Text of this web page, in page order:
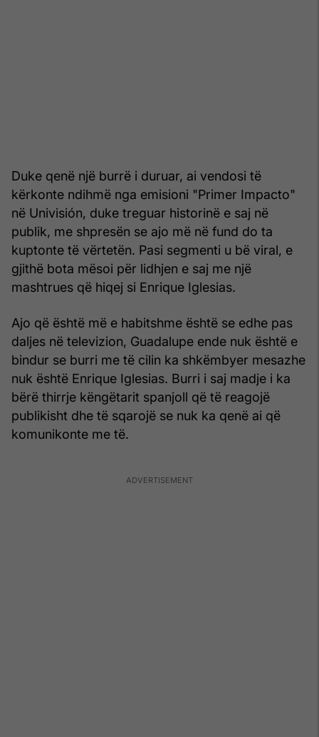
Duke qenë një burrë i duruar, ai vendosi të
kërkonte ndihmë nga emisioni "Primer Impacto"
në Univisión, duke treguar historinë e saj në
publik, me shpresën se ajo më në fund do ta
kuptonte të vërtetën. Pasi segmenti u bë viral, e
gjithë bota mësoi për lidhjen e saj me një
mashtrues që hiqej si Enrique Iglesias.
Ajo që është më e habitshme është se edhe pas
daljes në televizion, Guadalupe ende nuk është e
bindur se burri me të cilin ka shkëmbyer mesazhe
nuk është Enrique Iglesias. Burri i saj madje i ka
bërë thirrje këngëtarit spanjoll që të reagojë
publikisht dhe të sqarojë se nuk ka qenë ai që
komunikonte me të.